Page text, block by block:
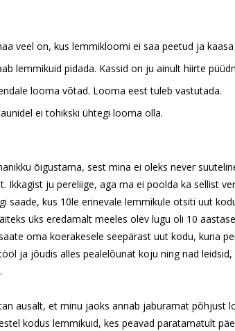
veel on, kus lemmikloomi ei saa peetud ja
lemmikuid pidada. Kassid on ju ainult hiirte
looma võtad. Looma eest tuleb vastutada.
ei tohikski ühtegi looma olla.
õigustama, sest mina ei oleks never
Ikkagist ju pereliige, aga ma ei poolda ka sellist
saade, kus 10le erinevale lemmikule otsiti uut
üks eredamalt meeles olev lugu oli 10
oma koerakesele seepärast uut kodu, kuna
ja jõudis alles pealelõunat koju ning nad
ausalt, et minu jaoks annab jaburamat põhjust
kodus lemmikuid, kes peavad paratamatult